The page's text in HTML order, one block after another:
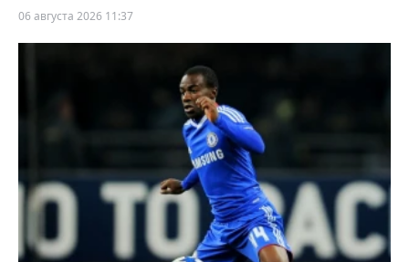
06 августа 2026 11:37